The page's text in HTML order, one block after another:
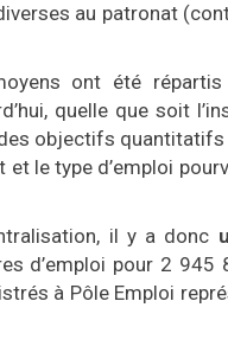
au patronat
ont été répartis
quelle que soit
objectifs
le type d’emploi
il y a donc
d’emploi pour 2 945
à Pôle Emploi